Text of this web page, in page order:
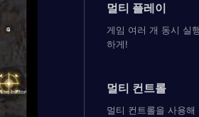
멀티 플레이
게임 여러 개 동시 실
하게!
멀티 컨트롤
멀티 컨트롤을 사용